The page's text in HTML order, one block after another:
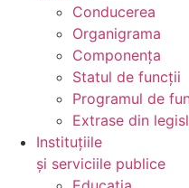
Conducerea
Organigrama
Componența
Statul de funcții
Programul de
Extrase din
Instituțiile
și serviciile publice